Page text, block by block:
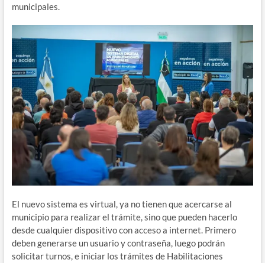
municipales.
El nuevo sistema es virtual, ya no tienen que acercarse al
municipio para realizar el trámite, sino que pueden hacerlo
desde cualquier dispositivo con acceso a internet. Primero
deben generarse un usuario y contraseña, luego podrán
solicitar turnos, e iniciar los trámites de Habilitaciones